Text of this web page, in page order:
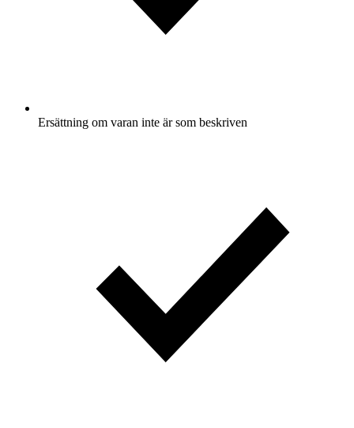
Ersättning om varan inte är som beskriven